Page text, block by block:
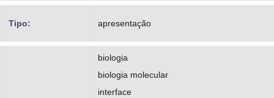
Tipo: apresentação
biologia
biologia molecular
interface